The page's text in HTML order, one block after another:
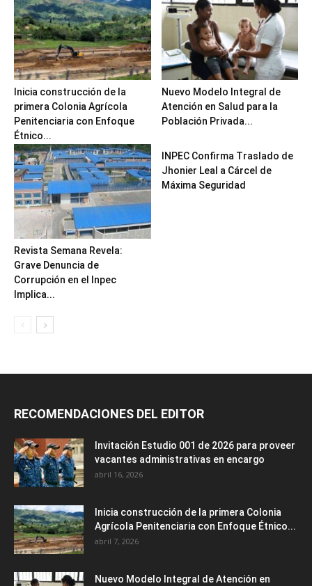
Inicia construcción de la
primera Colonia Agrícola
Penitenciaria con Enfoque
Étnico...
Nuevo Modelo Integral de
Atención en Salud para la
Población Privada...
Revista Semana Revela:
Grave Denuncia de
Corrupción en el Inpec
Implica...
INPEC Confirma Traslado de
Jhonier Leal a Cárcel de
Máxima Seguridad
RECOMENDACIONES DEL EDITOR
Invitación Estudio 001 de 2026 para proveer
vacantes administrativas en encargo
abril 16, 2026
Inicia construcción de la primera Colonia
Agrícola Penitenciaria con Enfoque Étnico...
abril 7, 2026
Nuevo Modelo Integral de Atención en